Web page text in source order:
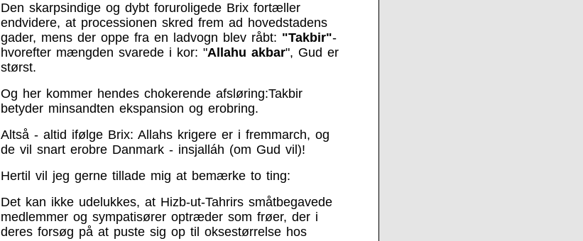
Den skarpsindige og dybt foruroligede Brix fortæller
endvidere, at processionen skred frem ad hovedstadens
gader, mens der oppe fra en ladvogn blev råbt: "Takbir"-
hvorefter mængden svarede i kor: "Allahu akbar", Gud er
størst.
Og her kommer hendes chokerende afsløring:Takbir
betyder minsandten ekspansion og erobring.
Altså - altid ifølge Brix: Allahs krigere er i fremmarch, og
de vil snart erobre Danmark - insjalláh (om Gud vil)!
Hertil vil jeg gerne tillade mig at bemærke to ting:
Det kan ikke udelukkes, at Hizb-ut-Tahrirs småtbegavede
medlemmer og sympatisører optræder som frøer, der i
deres forsøg på at puste sig op til oksestørrelse hos